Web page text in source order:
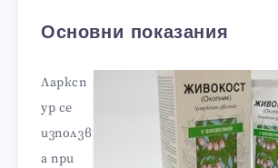
Основни показания
Ларксп
ур се
използв
а при